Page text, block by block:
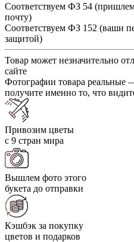
Соответствуем ФЗ 54
почту)
Соответствуем ФЗ 152 (ваши
защитой)
Товар может незначительно
сайте
Фотографии товара
получите именно то, что
Привозим цветы
с 9 стран мира
Вышлем фото этого
букета до отправки
Кэшбэк за покупку
цветов и подарков